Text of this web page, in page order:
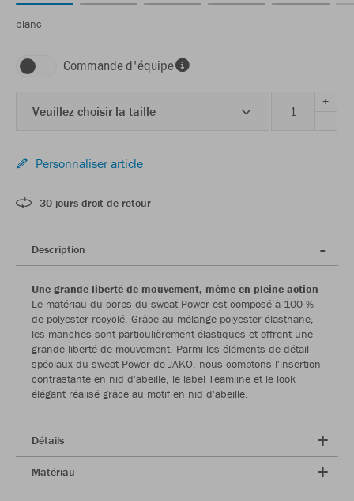
blanc
Commande d'équipe
Veuillez choisir la taille
+
-
Personnaliser article
30 jours droit de retour
Description
Une grande liberté de mouvement, même en pleine action
Le matériau du corps du sweat Power est composé à 100 %
de polyester recyclé. Grâce au mélange polyester-élasthane,
les manches sont particulièrement élastiques et offrent une
grande liberté de mouvement. Parmi les éléments de détail
spéciaux du sweat Power de JAKO, nous comptons l'insertion
contrastante en nid d'abeille, le label Teamline et le look
élégant réalisé grâce au motif en nid d'abeille.
Détails
Matériau